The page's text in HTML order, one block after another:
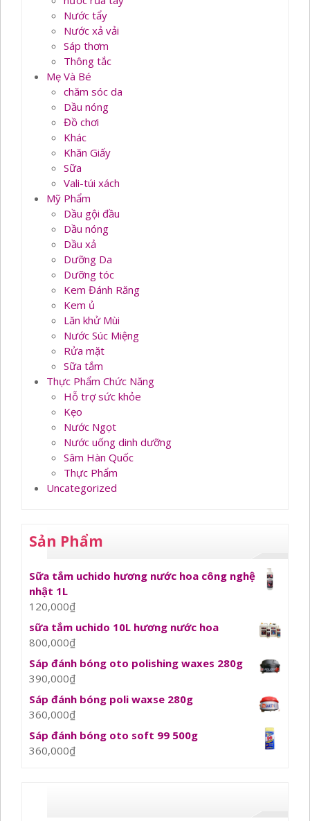
Nước tẩy
Nước xả vải
Sáp thơm
Thông tắc
Mẹ Và Bé
chăm sóc da
Dầu nóng
Đồ chơi
Khác
Khăn Giấy
Sữa
Vali-túi xách
Mỹ Phẩm
Dầu gội đầu
Dầu nóng
Dầu xả
Dưỡng Da
Dưỡng tóc
Kem Đánh Răng
Kem ủ
Lăn khử Mùi
Nước Súc Miệng
Rửa mặt
Sữa tắm
Thực Phẩm Chức Năng
Hỗ trợ sức khỏe
Kẹo
Nước Ngọt
Nước uống dinh dưỡng
Sâm Hàn Quốc
Thực Phẩm
Uncategorized
Sản Phẩm
Sữa tắm uchido hương nước hoa công nghệ
nhật 1L
120,000₫
sữa tắm uchido 10L hương nước hoa
800,000₫
Sáp đánh bóng oto polishing waxes 280g
390,000₫
Sáp đánh bóng poli waxse 280g
360,000₫
Sáp đánh bóng oto soft 99 500g
360,000₫